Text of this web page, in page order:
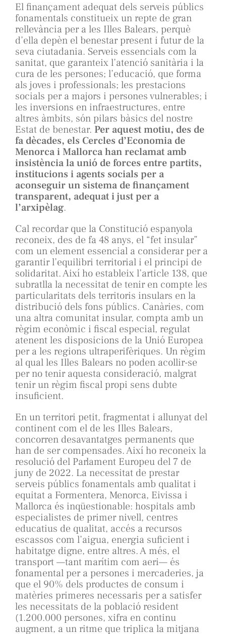
El finançament adequat dels serveis públics
fonamentals constitueix un repte de gran
rellevància per a les Illes Balears, perquè
d’ella depèn el benestar present i futur de la
seva ciutadania. Serveis essencials com la
sanitat, que garanteix l’atenció sanitària i la
cura de les persones; l’educació, que forma
als joves i professionals; les prestacions
socials per a majors i persones vulnerables; i
les inversions en infraestructures, entre
altres àmbits, són pilars bàsics del nostre
Estat de benestar. Per aquest motiu, des de
fa dècades, els Cercles d’Economia de
Menorca i Mallorca han reclamat amb
insistència la unió de forces entre partits,
institucions i agents socials per a
aconseguir un sistema de finançament
transparent, adequat i just per a
l’arxipèlag.
Cal recordar que la Constitució espanyola
reconeix, des de fa 48 anys, el “fet insular”
com un element essencial a considerar per a
garantir l’equilibri territorial i el principi de
solidaritat. Així ho estableix l’article 138, que
subratlla la necessitat de tenir en compte les
particularitats dels territoris insulars en la
distribució dels fons públics. Canàries, com
una altra comunitat insular, compta amb un
règim econòmic i fiscal especial, regulat
atenent les disposicions de la Unió Europea
per a les regions ultraperifèriques. Un règim
al qual les Illes Balears no poden acollir-se
per no tenir aquesta consideració, malgrat
tenir un règim fiscal propi sens dubte
insuficient.
En un territori petit, fragmentat i allunyat del
continent com el de les Illes Balears,
concorren desavantatges permanents que
han de ser compensades. Així ho reconeix la
resolució del Parlament Europeu del 7 de
juny de 2022. La necessitat de prestar
serveis públics fonamentals amb qualitat i
equitat a Formentera, Menorca, Eivissa i
Mallorca és inqüestionable: hospitals amb
especialistes de primer nivell, centres
educatius de qualitat, accés a recursos
escassos com l’aigua, energia suficient i
habitatge digne, entre altres. A més, el
transport —tant marítim com aeri— és
fonamental per a persones i mercaderies, ja
que el 90% dels productes de consum i
matèries primeres necessaris per a satisfer
les necessitats de la població resident
(1.200.000 persones, xifra en continu
augment, a un ritme que triplica la mitjana